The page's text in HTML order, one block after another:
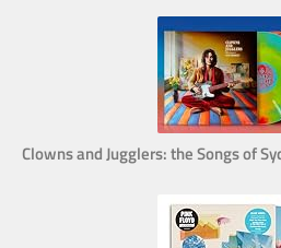
Clowns and Jugglers: the Songs of